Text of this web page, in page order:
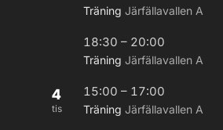
Träning Järfällavallen A
18:30 – 20:00
Träning Järfällavallen A
4
tis
15:00 – 17:00
Träning Järfällavallen A